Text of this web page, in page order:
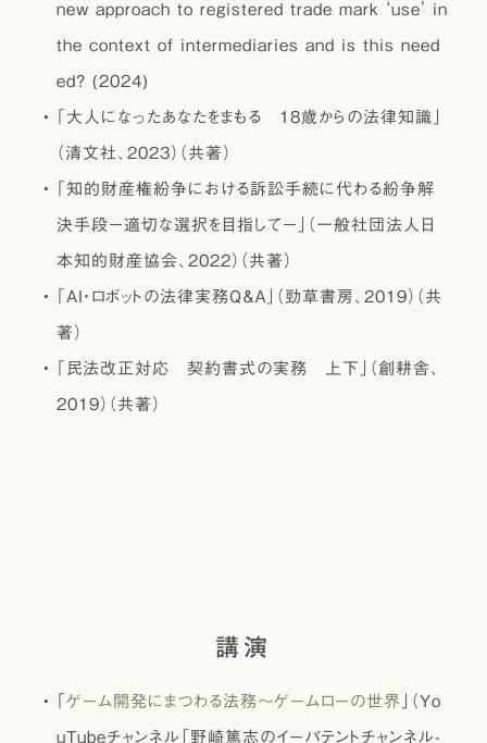
new approach to registered trade mark ‘use’ in
the context of intermediaries and is this need
ed? (2024)
｢大人になったあなたをまもる 18歳からの法律知識」
（清文社、2023）（共著）
｢知的財産権紛争における訴訟手続に代わる紛争解
決手段－適切な選択を目指して－」（一般社団法人日
本知的財産協会、2022）（共著）
｢AI・ロボットの法律実務Ｑ＆Ａ」（勁草書房、2019）（共
著）
｢民法改正対応 契約書式の実務 上下」（創耕舎、
2019）（共著）
講演
｢ゲーム開発にまつわる法務～ゲームローの世界 」（Yo
uTubeチャンネル「野崎篤志のイーパテントチャンネル-